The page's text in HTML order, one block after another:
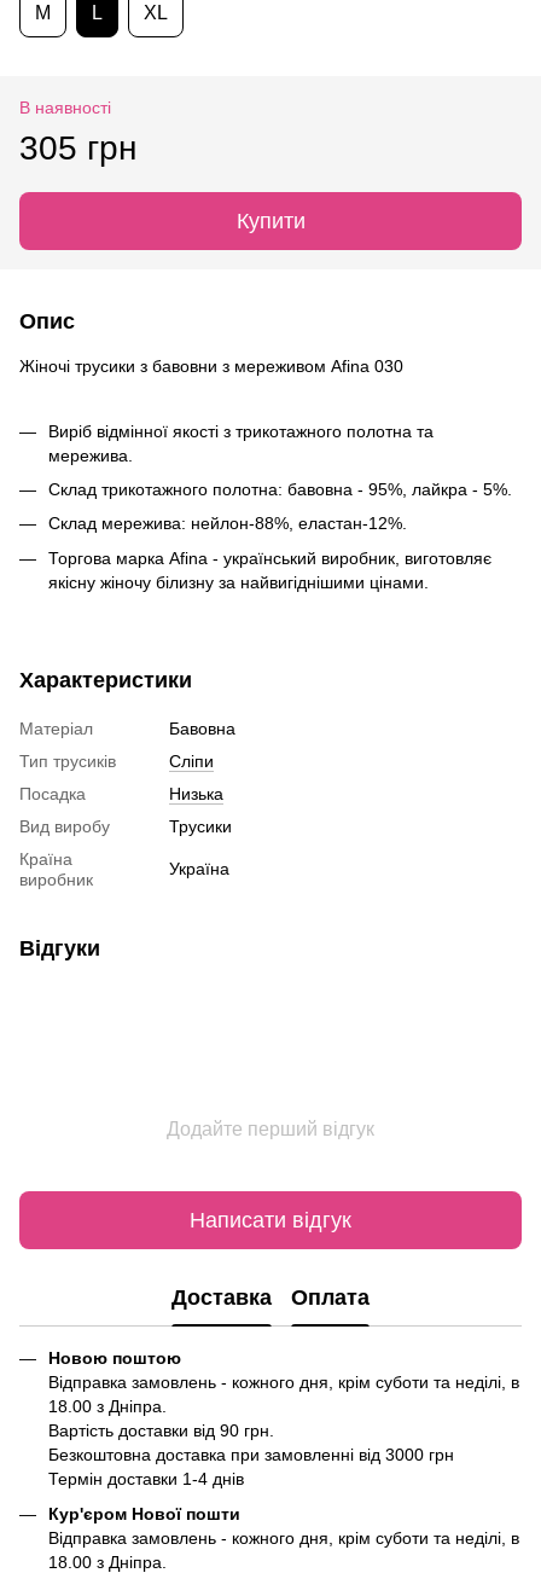
M L XL
В наявності
305 грн
Купити
Опис
Жіночі трусики з бавовни з мереживом Afina 030
Виріб відмінної якості з трикотажного полотна та
мережива.
Склад трикотажного полотна: бавовна - 95%, лайкра - 5%.
Склад мережива: нейлон-88%, еластан-12%.
Торгова марка Afina - український виробник, виготовляє
якісну жіночу білизну за найвигіднішими цінами.
Характеристики
Матеріал
Бавовна
Тип трусиків
Сліпи
Посадка
Низька
Вид виробу
Трусики
Країна
виробник
Україна
Відгуки
Додайте перший відгук
Написати відгук
Доставка Оплата
Новою поштою
Відправка замовлень - кожного дня, крім суботи та неділі, в
18.00 з Дніпра.
Вартість доставки від 90 грн.
Безкоштовна доставка при замовленні від 3000 грн
Термін доставки 1-4 днів
Кур'єром Нової пошти
Відправка замовлень - кожного дня, крім суботи та неділі, в
18.00 з Дніпра.